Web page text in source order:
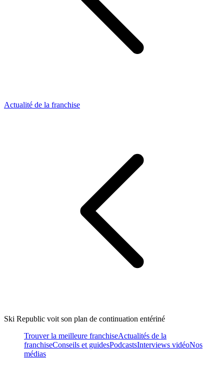
Actualité de la franchise
Ski Republic voit son plan de continuation entériné
Trouver la meilleure franchiseActualités de la
franchiseConseils et guidesPodcastsInterviews vidéoNos
médias